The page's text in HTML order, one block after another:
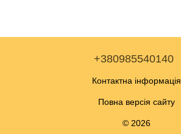
+380985540140
Контактна інформація
Повна версія сайту
© 2026